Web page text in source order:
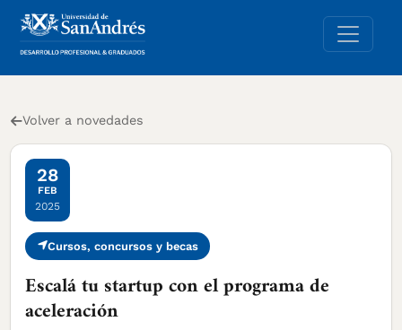
Volver a novedades
28
FEB
2025
Cursos, concursos y becas
Escalá tu startup con el programa de
aceleración